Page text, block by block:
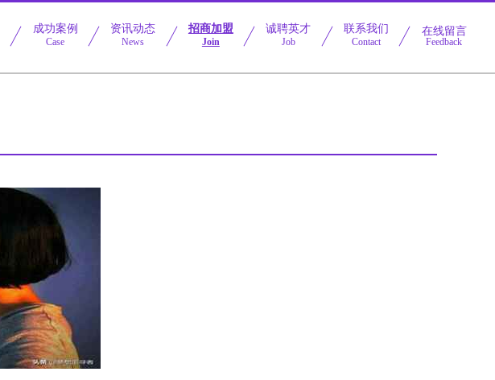
成功案例
Case
资讯动态
News
招商加盟
Join
诚聘英才
Job
联系我们
Contact
在线留言
Feedback